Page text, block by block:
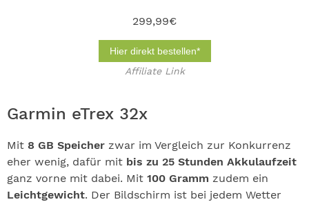
299,99€
Hier direkt bestellen*
Affiliate Link
Garmin eTrex 32x
Mit 8 GB Speicher zwar im Vergleich zur Konkurrenz
eher wenig, dafür mit bis zu 25 Stunden Akkulaufzeit
ganz vorne mit dabei. Mit 100 Gramm zudem ein
Leichtgewicht. Der Bildschirm ist bei jedem Wetter